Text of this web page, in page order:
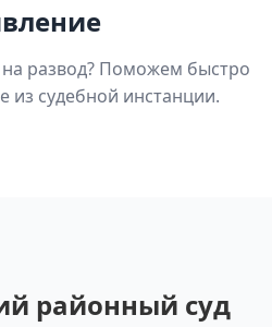
развод? Поможем быстро
из судебной инстанции.
районный суд